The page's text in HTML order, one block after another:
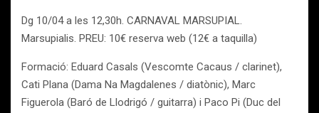
Dg 10/04 a les 12,30h. CARNAVAL MARSUPIAL.
Marsupialis. PREU: 10€ reserva web (12€ a taquilla)
Formació: Eduard Casals (Vescomte Cacaus / clarinet),
Cati Plana (Dama Na Magdalenes / diatònic), Marc
Figuerola (Baró de Llodrigó / guitarra) i Paco Pi (Duc del